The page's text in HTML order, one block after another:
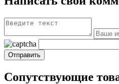
Сопутствующие